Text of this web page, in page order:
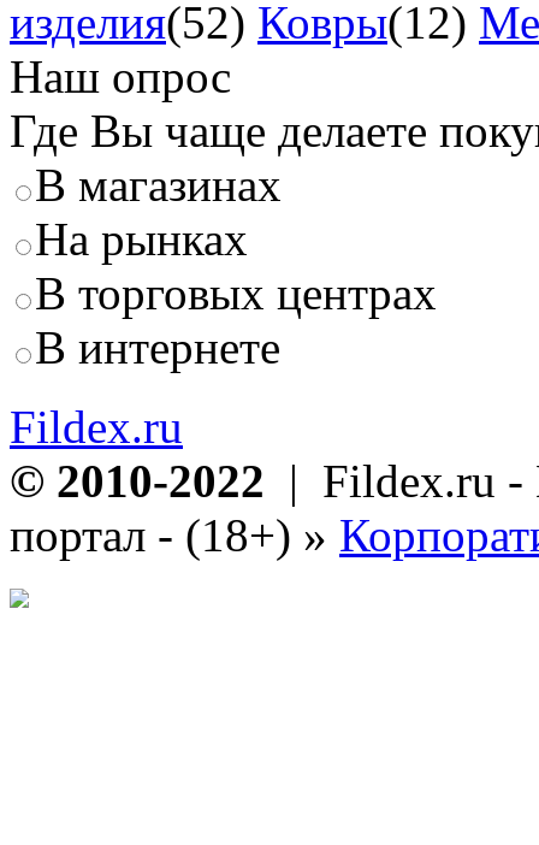
изделия(52) Ковры(12)
Наш опрос
Где Вы чаще делаете
В магазинах
На рынках
В торговых центрах
В интернете
Fildex.ru
© 2010-2022 | Fildex.ru -
портал - (18+) »